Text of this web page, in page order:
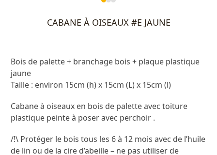
Press
to
the
slide
CABANE À OISEAUX #E JAUNE
Bois de palette + branchage bois + plaque plastique
jaune
Taille : environ 15cm (h) x 15cm (L) x 15cm (l)
Cabane à oiseaux en bois de palette avec toiture
plastique peinte à poser avec perchoir .
/!\ Protéger le bois tous les 6 à 12 mois avec de l’huile
de lin ou de la cire d’abeille – ne pas utiliser de